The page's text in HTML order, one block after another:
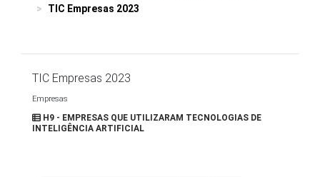
TIC Empresas 2023
TIC Empresas 2023
Empresas
H9 - EMPRESAS QUE UTILIZARAM TECNOLOGIAS DE
INTELIGÊNCIA ARTIFICIAL